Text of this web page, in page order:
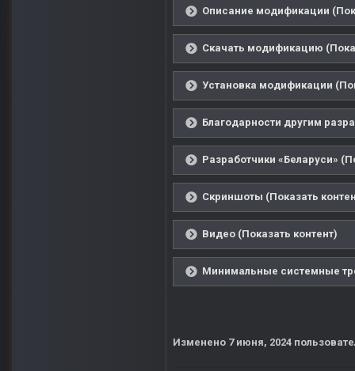
Описание модификации
Скачать модификацию
Установка модификации
Благодарности другим
Разработчики «Беларуси»
Скриншоты (Показать
Видео (Показать контент)
Минимальные системные
Изменено 7 июня, 2024